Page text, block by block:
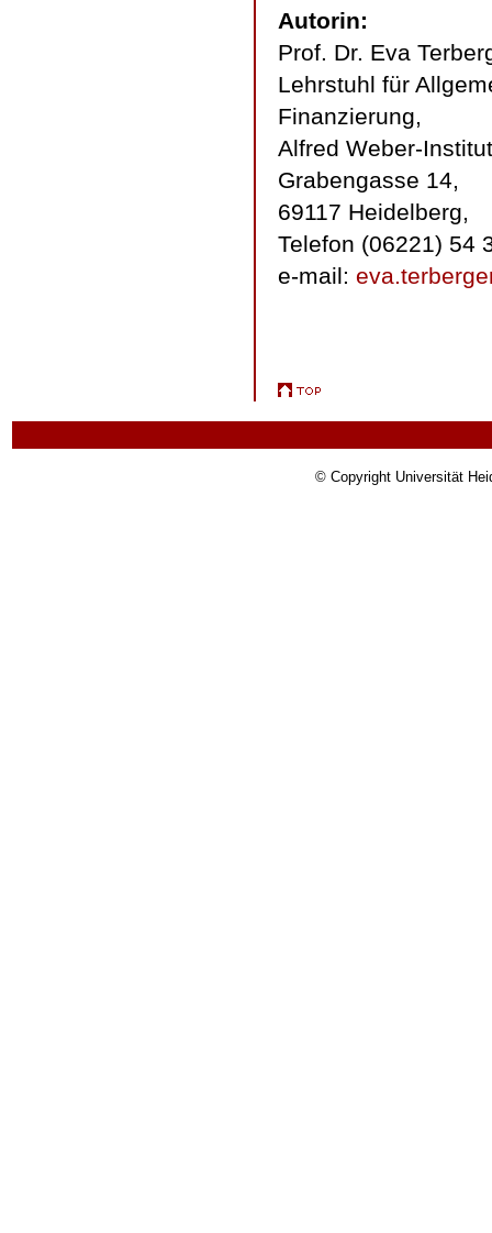
Autorin:
Prof. Dr. Eva
Lehrstuhl für
Finanzierung,
Alfred Weber-
Grabengasse 14,
69117 Heidelberg,
Telefon (06221) 54
e-mail:
© Copyright Universität